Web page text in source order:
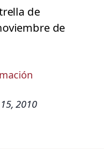
de
de
2010